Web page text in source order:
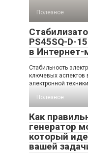
Полезное
PS45SQ-D-
в Интернет-
Стабильность
ключевых аспектов
электронной
Полезное
Как
генератор
который
вашей